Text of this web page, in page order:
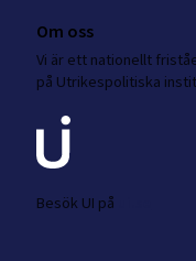
Om oss
Vi är ett nationellt
på Utrikespolitiska
Besök UI på